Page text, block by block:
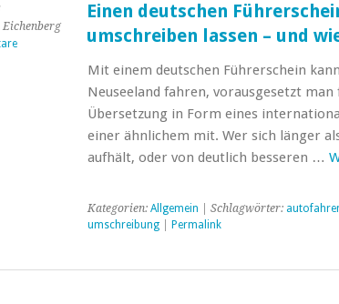
Einen deutschen
umschreiben lassen – und
Mit einem deutschen Führerschein
Neuseeland fahren, vorausgesetzt
Übersetzung in Form eines
einer ähnlichem mit. Wer sich länger
aufhält, oder von deutlich besseren …
Kategorien: Allgemein | Schlagwörter:
umschreibung| Permalink